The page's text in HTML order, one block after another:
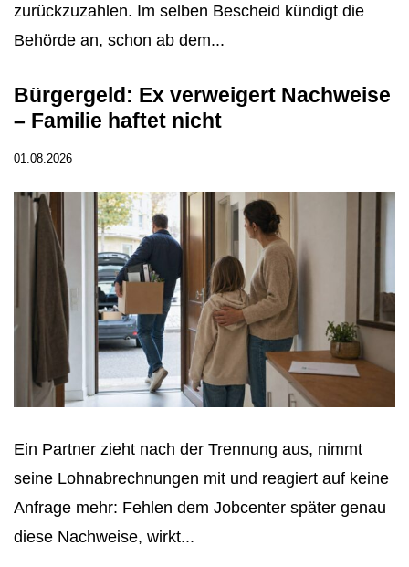
zurückzuzahlen. Im selben Bescheid kündigt die
Behörde an, schon ab dem...
Bürgergeld: Ex verweigert Nachweise
– Familie haftet nicht
01.08.2026
Ein Partner zieht nach der Trennung aus, nimmt
seine Lohnabrechnungen mit und reagiert auf keine
Anfrage mehr: Fehlen dem Jobcenter später genau
diese Nachweise, wirkt...